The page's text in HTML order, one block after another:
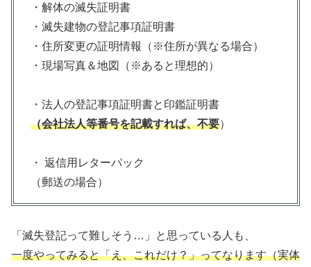
・解体の滅失証明書
・滅失建物の登記事項証明書
・住所変更の証明情報（※住所が異なる場合）
・現場写真＆地図（※あると理想的）
・法人の登記事項証明書と印鑑証明書
（会社法人等番号を記載すれば、不要）
・ 返信用レターパック
（郵送の場合）
「滅失登記って難しそう…」と思っている人も、
一度やってみると「え、これだけ？」ってなります（実体